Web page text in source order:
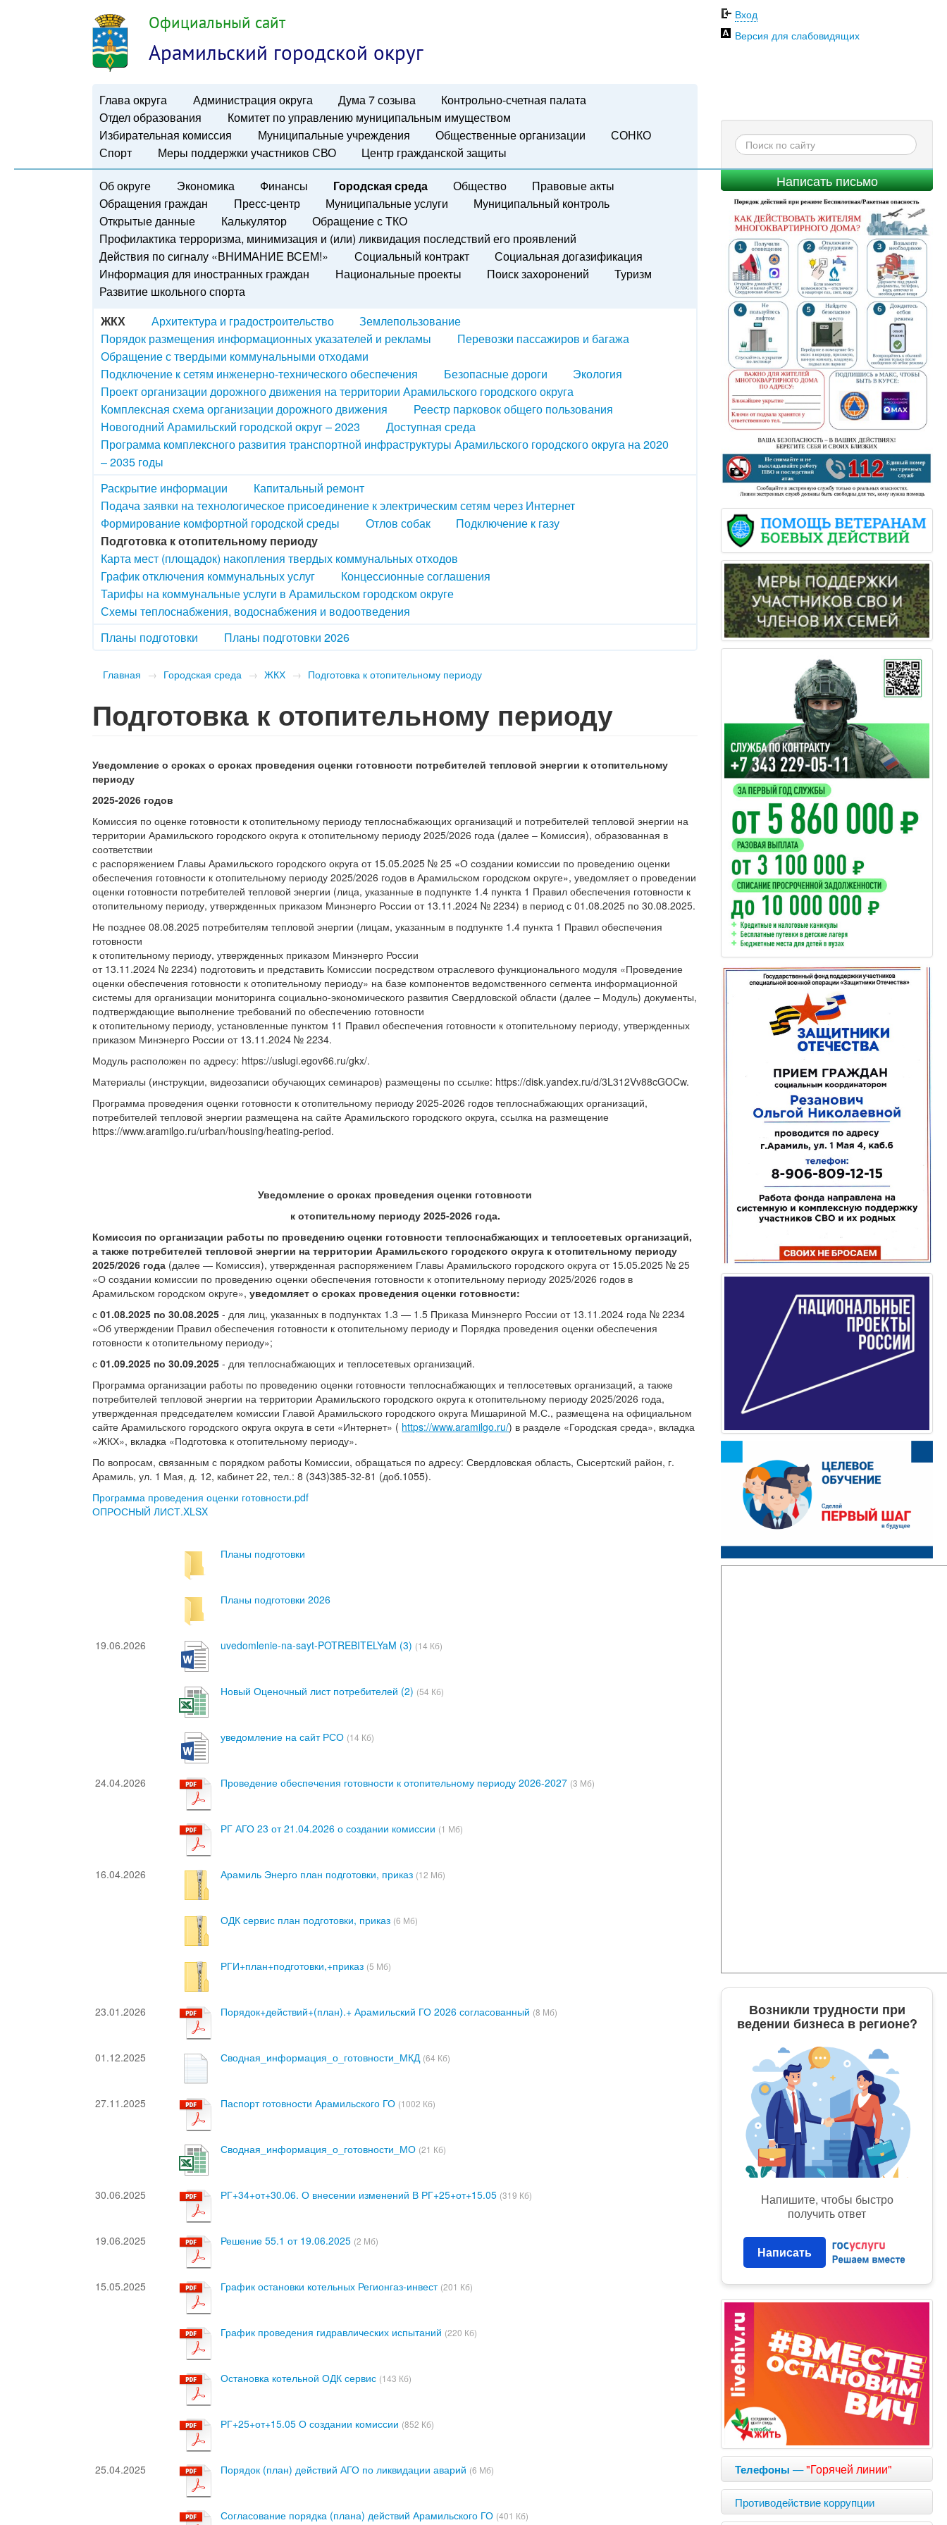
Официальный сайт
Арамильский городской округ
Глава округа Администрация округа Дума 7 созыва
Контрольно-счетная палата
Отдел образования
Комитет по управлению муниципальным имуществом
Избирательная комиссия
Муниципальные учреждения Общественные организации
СОНКО
Спорт
Меры поддержки участников СВО Центр гражданской защиты
Вход
Версия для слабовидящих
Написать письмо
Об округе Экономика Финансы Городская среда Общество
Правовые акты
Обращения граждан
Пресс-центр Муниципальные услуги
Муниципальный контроль
Открытые данные
Калькулятор
Обращение с ТКО
Профилактика терроризма, минимизация и (или) ликвидация последствий его проявлений
Действия по сигналу «ВНИМАНИЕ ВСЕМ!»
Социальный контракт
Социальная догазификация
Информация для иностранных граждан
Национальные проекты Поиск захоронений
Туризм
Развитие школьного спорта
ЖКХ
Архитектура и градостроительство
Землепользование
Порядок размещения информационных указателей и рекламы
Перевозки пассажиров и багажа
Обращение с твердыми коммунальными отходами
Подключение к сетям инженерно-технического обеспечения
Безопасные дороги
Экология
Проект организации дорожного движения на территории Арамильского городского округа
Комплексная схема организации дорожного движения
Реестр парковок общего пользования
Новогодний Арамильский городской округ – 2023
Доступная среда
Программа комплексного развития транспортной инфраструктуры Арамильского городского округа на 2020
– 2035 годы
Раскрытие информации
Капитальный ремонт
Подача заявки на технологическое присоединение к электрическим сетям через Интернет
Формирование комфортной городской среды
Отлов собак
Подключение к газу
Подготовка к отопительному периоду
Карта мест (площадок) накопления твердых коммунальных отходов
График отключения коммунальных услуг
Концессионные соглашения
Тарифы на коммунальные услуги в Арамильском городском округе
Схемы теплоснабжения, водоснабжения и водоотведения
Планы подготовки
Планы подготовки 2026
Главная → Городская среда → ЖКХ → Подготовка к отопительному периоду
Подготовка к отопительному периоду
Уведомление о сроках о сроках проведения оценки готовности потребителей тепловой энергии к отопительному
периоду
2025-2026 годов
Комиссия по оценке готовности к отопительному периоду теплоснабжающих организаций и потребителей тепловой энергии на
территории Арамильского городского округа к отопительному периоду 2025/2026 года (далее – Комиссия), образованная в
соответствии
с распоряжением Главы Арамильского городского округа от 15.05.2025 № 25 «О создании комиссии по проведению оценки
обеспечения готовности к отопительному периоду 2025/2026 годов в Арамильском городском округе», уведомляет о проведении
оценки готовности потребителей тепловой энергии (лица, указанные в подпункте 1.4 пункта 1 Правил обеспечения готовности к
отопительному периоду, утвержденных приказом Минэнерго России от 13.11.2024 № 2234) в период с 01.08.2025 по 30.08.2025.
Не позднее 08.08.2025 потребителям тепловой энергии (лицам, указанным в подпункте 1.4 пункта 1 Правил обеспечения
готовности
к отопительному периоду, утвержденных приказом Минэнерго России
от 13.11.2024 № 2234) подготовить и представить Комиссии посредством отраслевого функционального модуля «Проведение
оценки обеспечения готовности к отопительному периоду» на базе компонентов ведомственного сегмента информационной
системы для организации мониторинга социально-экономического развития Свердловской области (далее – Модуль) документы,
подтверждающие выполнение требований по обеспечению готовности
к отопительному периоду, установленные пунктом 11 Правил обеспечения готовности к отопительному периоду, утвержденных
приказом Минэнерго России от 13.11.2024 № 2234.
Модуль расположен по адресу: https://uslugi.egov66.ru/gkx/.
Материалы (инструкции, видеозаписи обучающих семинаров) размещены по ссылке: https://disk.yandex.ru/d/3L312Vv88cGOCw.
Программа проведения оценки готовности к отопительному периоду 2025-2026 годов теплоснабжающих организаций,
потребителей тепловой энергии размещена на сайте Арамильского городского округа, ссылка на размещение
https://www.aramilgo.ru/urban/housing/heating-period.
Уведомление о сроках проведения оценки готовности
к отопительному периоду 2025-2026 года.
Комиссия по организации работы по проведению оценки готовности теплоснабжающих и теплосетевых организаций,
а также потребителей тепловой энергии на территории Арамильского городского округа к отопительному периоду
2025/2026 года (далее — Комиссия), утвержденная распоряжением Главы Арамильского городского округа от 15.05.2025 № 25
«О создании комиссии по проведению оценки обеспечения готовности к отопительному периоду 2025/2026 годов в
Арамильском городском округе»,уведомляет о сроках проведения оценки готовности:
с01.08.2025 по 30.08.2025 - для лиц, указанных в подпунктах 1.3 — 1.5 Приказа Минэнерго России от 13.11.2024 года № 2234
«Об утверждении Правил обеспечения готовности к отопительному периоду и Порядка проведения оценки обеспечения
готовности к отопительному периоду»;
с01.09.2025 по 30.09.2025 - для теплоснабжающих и теплосетевых организаций.
Программа организации работы по проведению оценки готовности теплоснабжающих и теплосетевых организаций, а также
потребителей тепловой энергии на территории Арамильского городского округа к отопительному периоду 2025/2026 года,
утвержденная председателем комиссии Главой Арамильского городского округа Мишариной М.С., размещена на официальном
сайте Арамильского городского округа округа в сети «Интернет» ( https://www.aramilgo.ru/) в разделе «Городская среда», вкладка
«ЖКХ», вкладка «Подготовка к отопительному периоду».
По вопросам, связанным с порядком работы Комиссии, обращаться по адресу: Свердловская область, Сысертский район, г.
Арамиль, ул. 1 Мая, д. 12, кабинет 22, тел.: 8 (343)385-32-81 (доб.1055).
Программа проведения оценки готовности.pdf
ОПРОСНЫЙ ЛИСТ.XLSX
Планы подготовки
Планы подготовки 2026
19.06.2026 uvedomlenie-na-sayt-POTREBITELYaM (3) (14 Кб)
Новый Оценочный лист потребителей (2) (54 Кб)
уведомление на сайт РСО (14 Кб)
24.04.2026 Проведение обеспечения готовности к отопительному периоду 2026-2027 (3 Мб)
РГ АГО 23 от 21.04.2026 о создании комиссии (1 Мб)
16.04.2026 Арамиль Энерго план подготовки, приказ (12 Мб)
ОДК сервис план подготовки, приказ (6 Мб)
РГИ+план+подготовки,+приказ (5 Мб)
23.01.2026 Порядок+действий+(план).+ Арамильский ГО 2026 согласованный (8 Мб)
01.12.2025 Сводная_информация_о_готовности_МКД (64 Кб)
27.11.2025 Паспорт готовности Арамильского ГО (1002 Кб)
Сводная_информация_о_готовности_МО (21 Кб)
30.06.2025 РГ+34+от+30.06. О внесении изменений В РГ+25+от+15.05 (319 Кб)
19.06.2025 Решение 55.1 от 19.06.2025 (2 Мб)
15.05.2025 График остановки котельных Регионгаз-инвест (201 Кб)
График проведения гидравлических испытаний (220 Кб)
Остановка котельной ОДК сервис (143 Кб)
РГ+25+от+15.05 О создании комиссии (852 Кб)
25.04.2025 Порядок (план) действий АГО по ликвидации аварий (6 Мб)
Согласование порядка (плана) действий Арамильского ГО (401 Кб)
Возникли трудности при
ведении бизнеса в регионе?
Напишите, чтобы быстро
получить ответ
Написать
Телефоны —"Горячей линии"
Противодействие коррупции